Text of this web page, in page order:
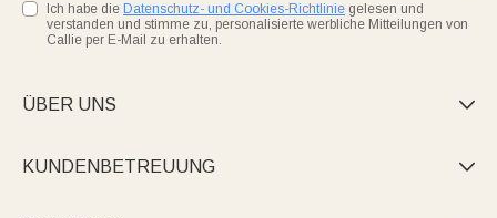
Ich habe die Datenschutz- und Cookies-Richtlinie gelesen und
verstanden und stimme zu, personalisierte werbliche Mitteilungen von
Callie per E-Mail zu erhalten.
ÜBER UNS 
KUNDENBETREUUNG 